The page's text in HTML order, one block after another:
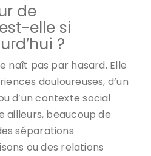
de
elle si
?
naît pas par hasard. Elle
douloureuses, d’un
d’un contexte social
ailleurs, beaucoup de
séparations
ou des relations